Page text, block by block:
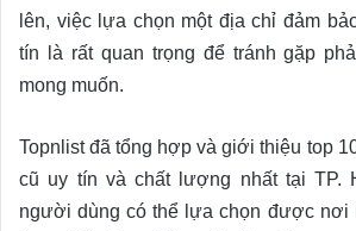
lên, việc lựa chọn một địa chỉ đảm
tín là rất quan trọng để tránh gặp
mong muốn.
Topnlist đã tổng hợp và giới thiệu top
cũ uy tín và chất lượng nhất tại TP.
người dùng có thể lựa chọn được nơi